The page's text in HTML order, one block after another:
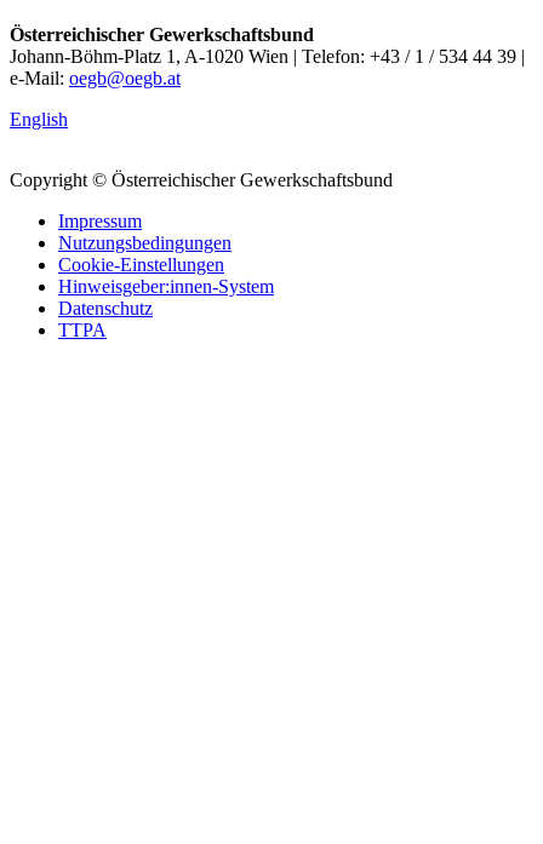
Österreichischer Gewerkschaftsbund
Johann-Böhm-Platz 1, A-1020 Wien | Telefon: +43 / 1 / 534 44 39 |
e-Mail: oegb@oegb.at
English
Copyright © Österreichischer Gewerkschaftsbund
Impressum
Nutzungsbedingungen
Cookie-Einstellungen
Hinweisgeber:innen-System
Datenschutz
TTPA